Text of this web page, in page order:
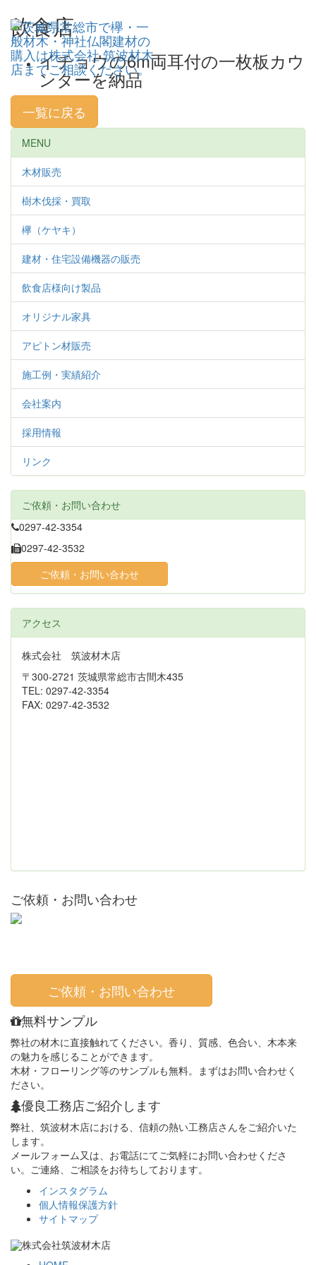
飲食店
イチョウの6m両耳付の一枚板カウ
ンターを納品
一覧に戻る
MENU
木材販売
樹木伐採・買取
欅（ケヤキ）
建材・住宅設備機器の販売
飲食店様向け製品
オリジナル家具
アピトン材販売
施工例・実績紹介
会社案内
採用情報
リンク
ご依頼・お問い合わせ
0297-42-3354
0297-42-3532
ご依頼・お問い合わせ
アクセス
株式会社 筑波材木店
〒300-2721 茨城県常総市古間木435
TEL: 0297-42-3354
FAX: 0297-42-3532
ご依頼・お問い合わせ
ご依頼・お問い合わせ
無料サンプル
弊社の材木に直接触れてください。香り、質感、色合い、木本来
の魅力を感じることができます。
木材・フローリング等のサンプルも無料。まずはお問い合わせく
ださい。
優良工務店ご紹介します
弊社、筑波材木店における、信頼の熱い工務店さんをご紹介いた
します。
メールフォーム又は、お電話にてご気軽にお問い合わせくださ
い。ご連絡、ご相談をお待ちしております。
インスタグラム
個人情報保護方針
サイトマップ